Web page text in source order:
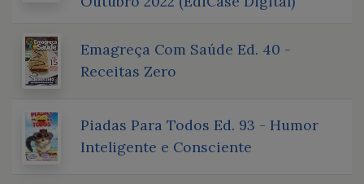
Emagreça Com Saúde Ed. 40 -
Receitas Zero
Piadas Para Todos Ed. 93 - Humor
Inteligente e Consciente